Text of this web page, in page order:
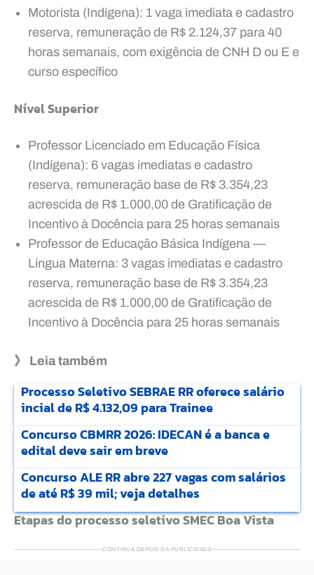
Motorista (Indígena): 1 vaga imediata e cadastro
reserva, remuneração de R$ 2.124,37 para 40
horas semanais, com exigência de CNH D ou E e
curso específico
Nível Superior
Professor Licenciado em Educação Física
(Indígena): 6 vagas imediatas e cadastro
reserva, remuneração base de R$ 3.354,23
acrescida de R$ 1.000,00 de Gratificação de
Incentivo à Docência para 25 horas semanais
Professor de Educação Básica Indígena —
Língua Materna: 3 vagas imediatas e cadastro
reserva, remuneração base de R$ 3.354,23
acrescida de R$ 1.000,00 de Gratificação de
Incentivo à Docência para 25 horas semanais
》 Leia também
Processo Seletivo SEBRAE RR oferece salário
incial de R$ 4.132,09 para Trainee
Concurso CBMRR 2026: IDECAN é a banca e
edital deve sair em breve
Concurso ALE RR abre 227 vagas com salários
de até R$ 39 mil; veja detalhes
Etapas do processo seletivo SMEC Boa Vista
CONTINUA DEPOIS DA PUBLICIDADE